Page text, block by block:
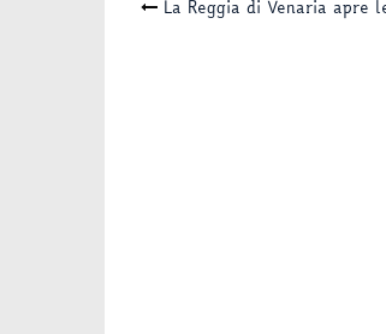
La Reggia di Venaria apre